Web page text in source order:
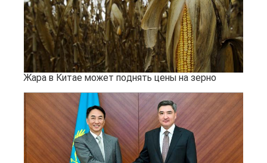
Жара в Китае может поднять цены на зерно